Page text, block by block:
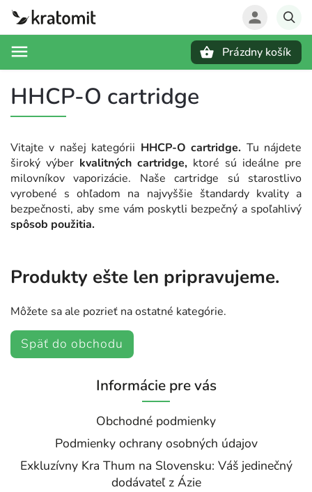
Prázdny košík
HHCP-O cartridge
Vitajte v našej kategórii HHCP-O cartridge. Tu nájdete
široký výber kvalitných cartridge, ktoré sú ideálne pre
milovníkov vaporizácie. Naše cartridge sú starostlivo
vyrobené s ohľadom na najvyššie štandardy kvality a
bezpečnosti, aby sme vám poskytli bezpečný a spoľahlivý
spôsob použitia.
Produkty ešte len pripravujeme.
Môžete sa ale pozrieť na ostatné kategórie.
Späť do obchodu
Informácie pre vás
Obchodné podmienky
Podmienky ochrany osobných údajov
Exkluzívny Kra Thum na Slovensku: Váš jedinečný
dodávateľ z Ázie